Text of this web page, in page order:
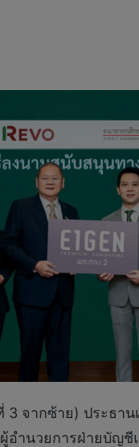
3 จากซ้าย) ประธา
ำนวยการฝ่ายบัญชี